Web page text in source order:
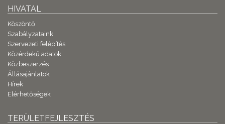
HIVATAL
Köszöntő
Szabályzataink
Szervezeti felépítés
Közérdekű adatok
Közbeszerzés
Állásajánlatok
Hírek
Elérhetőségek
TERÜLETFEJLESZTÉS